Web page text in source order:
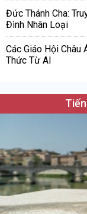
Đức Thánh Cha:
Đình Nhân Loại
Các Giáo Hội Châu
Thức Từ AI